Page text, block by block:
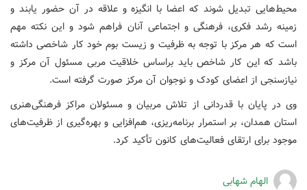
محیط‌هایی تبدیل شوند که اعضا با انگیزه و علاقه در آن حضور یابند و
زمینه رشد فکری، فرهنگی و اجتماعی آنان فراهم شود و این نکته مهم
است که هر مرکز با توجه به ظرفیت و زیست بوم خود کار شاخصی داشته
باشد که این کار شاخص باید براساس خلاقیت مربی مسئول آن مرکز و
نیازسنجی از اعضای کودک و نوجوان آن مرکز صورت گرفته است.
وی در پایان با قدردانی از تلاش مربیان و مسئولان مراکز فرهنگی‌هنری
استان همدان، بر استمرار برنامه‌ریزی، هم‌افزایی و بهره‌گیری از ظرفیت‌های
موجود برای ارتقای فعالیت‌های کانون تأکید کرد.
الهام شهابی